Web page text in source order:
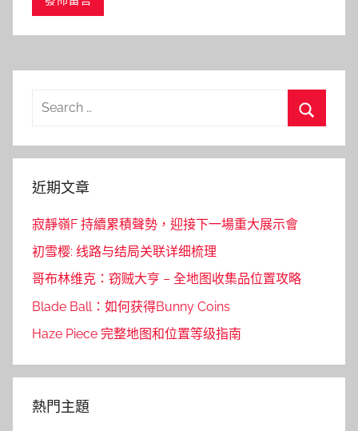
Search
近期文章
寂靜嶺F 持續累積聲勢，迎接下一場重大展示會
初雪樱: 线路与结局关联详细梳理
哥布林维克：窃贼大亨 – 全地图收集品位置攻略
Blade Ball：如何获得Bunny Coins
Haze Piece 完整地图和位置等级指南
熱門主題